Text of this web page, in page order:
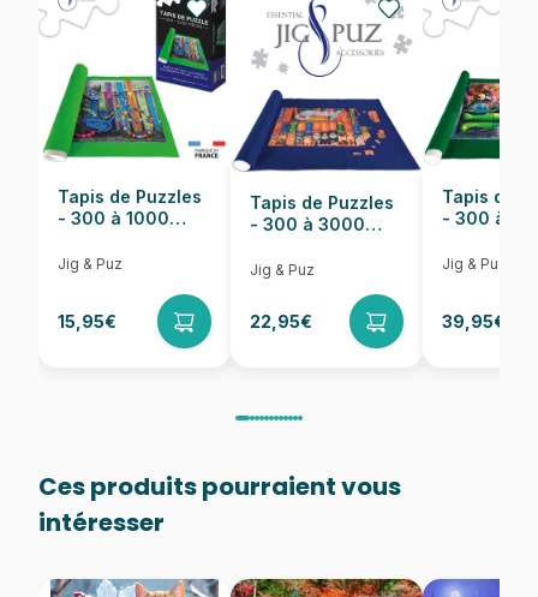
Nombre de pièces 24 pièces
Dimensions 48 x 34 cm
Tapis de Puzzles
- 300 à 1000
Jig & Puz
15,95€
Tapis de Puzzles
- 300 à 3000
Jig & Puz
22,95€
Tapis de
- 300 à
Jig & Puz
39,95€
Ces produits pourraient vous
intéresser